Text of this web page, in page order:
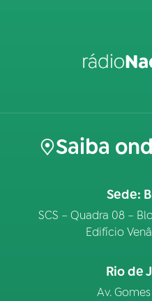
Saiba
Sede:
SCS – Quadra 08 –
Edifício
Rio de
Av. Gomes